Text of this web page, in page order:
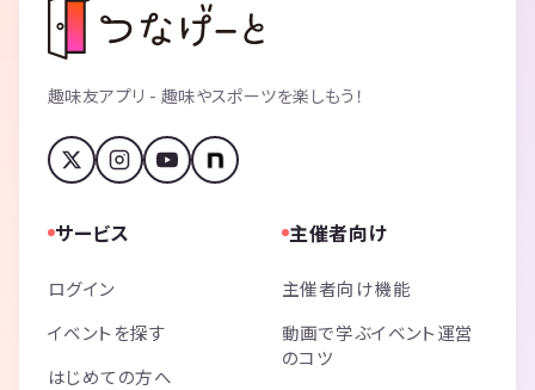
趣味友アプリ - 趣味やスポーツを楽しもう！
サービス
ログイン
イベントを探す
はじめての方へ
主催者向け
主催者向け機能
動画で学ぶイベント運営
のコツ